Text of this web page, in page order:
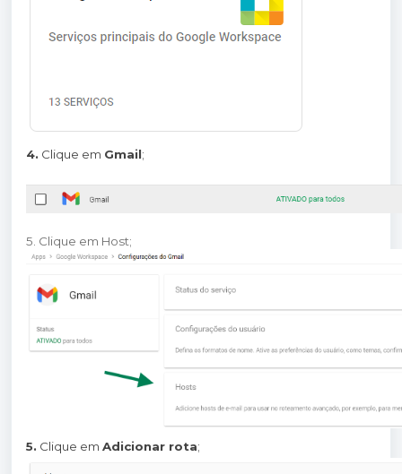
4. Clique em Gmail;
5. Clique em Host;
5. Clique em Adicionar rota;